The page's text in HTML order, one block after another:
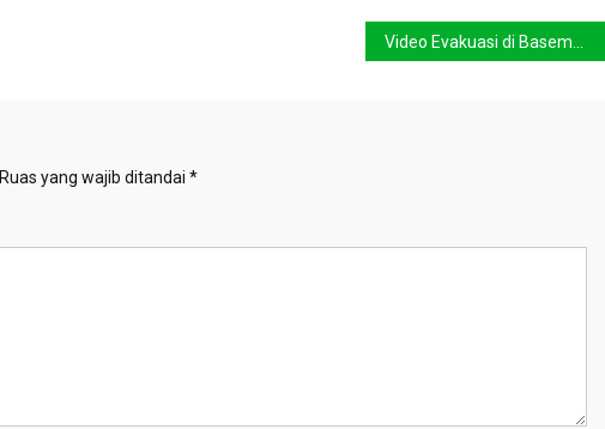
Ruas yang wajib ditandai *